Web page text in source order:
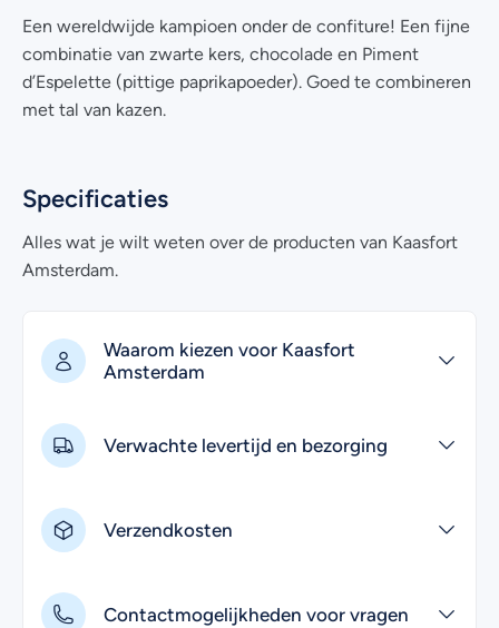
Een wereldwijde kampioen onder de confiture! Een fijne
combinatie van zwarte kers, chocolade en Piment
d’Espelette (pittige paprikapoeder). Goed te combineren
met tal van kazen.
Specificaties
Alles wat je wilt weten over de producten van Kaasfort
Amsterdam.
Waarom kiezen voor Kaasfort
Amsterdam
Verwachte levertijd en bezorging
Verzendkosten
Contactmogelijkheden voor vragen